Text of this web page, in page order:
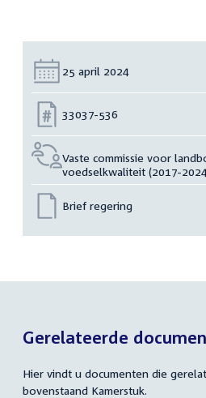
Datum:
25 april 2024
Nummer:
33037-536
Vaste commissie voor
voedselkwaliteit (2017-
Brief regering
Gerelateerde
Hier vindt u documenten die
bovenstaand Kamerstuk.